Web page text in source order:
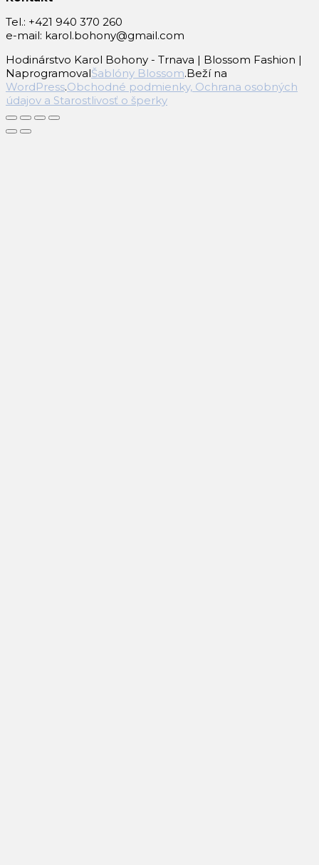
Tel.: +421 940 370 260
e-mail: karol.bohony@gmail.com
Hodinárstvo Karol Bohony - Trnava | Blossom Fashion |
NaprogramovalŠablóny Blossom.Beží na
WordPress.Obchodné podmienky, Ochrana osobných
údajov a Starostlivosť o šperky